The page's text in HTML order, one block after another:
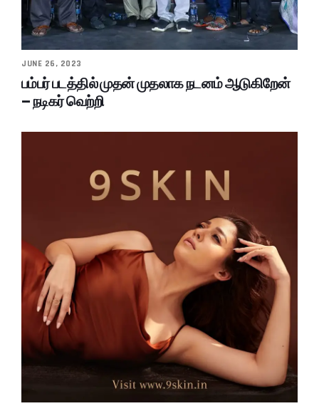
JUNE 26, 2023
பம்பர் படத்தில் முதன் முதலாக நடனம் ஆடுகிறேன்
– நடிகர் வெற்றி